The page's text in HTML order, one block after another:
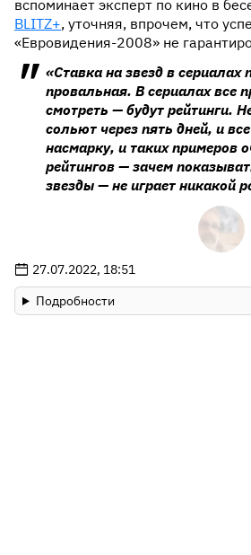
вспоминает эксперт по кино в
BLITZ+, уточняя, впрочем, что
«Евровидения-2008» не
«Ставка на звезд в сериалах
провальная. В сериалах все
смотреть — будут рейтинги.
сольют через пять дней, и
насмарку, и таких примеров
рейтингов — зачем
звезды — не играет никакой
27.07.2022, 18:51
Подробности